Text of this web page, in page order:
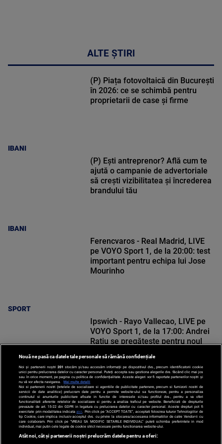
ALTE ȘTIRI
IBANI
(P) Piața fotovoltaică din București
în 2026: ce se schimbă pentru
proprietarii de case și firme
IBANI
(P) Ești antreprenor? Află cum te
ajută o campanie de advertoriale
să crești vizibilitatea și încrederea
brandului tău
SPORT
Ferencvaros - Real Madrid, LIVE
pe VOYO Sport 1, de la 20:00: test
important pentru echipa lui Jose
Mourinho
SPORT
Ipswich - Rayo Vallecao, LIVE pe
VOYO Sport 1, de la 17:00: Andrei
Rațiu se pregătește pentru noul
Nouă ne pasă ca datele tale personale să rămână confidențiale
Noi și partenerii noștri 201 stocăm și/sau accesăm informații pe dispozitivul dvs., precum identificatorii cookie
unici pentru prelucrarea datelor cu caracter personal. Puteți accepta sau gestiona alegerile dvs. făcând clic mai jos
sau în orice moment, pe pagina cu politica de confidențialitate. Aceste alegeri vor fi raportate partenerilor noștri și
nu vă vor afecta navigarea.
Mai multe detalii
Noi si partenerii nostri (retelele de socializare si agentiile de publicitate partenere, precum si furnizorii nostri de
servicii de date analitice) prelucram date pentru a permite website-ului sa functioneze, pentru a personaliza
continutul si anunturile publicitare afisate in functie de interesele si/sau profilul dvs., pentru a va oferi
functionalitati aferente retelelor de socializare si pentru a analiza traficul pe website. Beneficiati de drepturile
prevazute de art. 15-22 din GDPR in legatura cu prelucrarea datelor cu caracter personal. Aceste drepturi pot fi
exercitate prin modalitatea indicataaici . Prin click pe “ACCEPT TOATE”, acceptati folosirea tuturor Tehnologiilor de
tip Cookie, care implica inclusiv acceptul dvs. cu privire la stocarea/accesarea informatiilor de catre Vendor-ii cu
care colaboram. Prin click pe “VREAU SA MODIFIC SETARILE INDIVIDUAL” puteti schimba preferintele in mod
individual, mai putin cele legate de cookie strict necesare pentru functionarea website-ului.
Atât noi, cât și partenerii noștri prelucrăm datele pentru a oferi: